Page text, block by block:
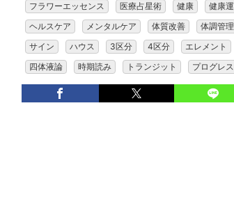
フラワーエッセンス
医療占星術 健康
健康運
ヘルスケア
メンタルケア 体質改善
体調管理
サイン
ハウス 3区分 4区分
エレメント
四体液論
時期読み トランジット プログレス